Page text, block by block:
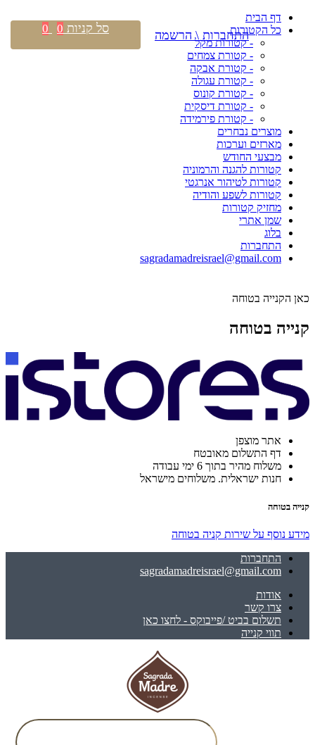
דף הבית
כל הקטורות
- קטורות מקל
- קטורת צמחים
- קטורת אבקה
- קטורת עגולה
- קטורת קונוס
- קטורת דיסקית
- קטורת פירמידה
מוצרים נבחרים
מארזים וערכות
מבצעי החודש
קטורות להגנה והרמוניה
קטורות לטיהור אנרגטי
קטורות לשפע והודיה
מחזיק קטורות
שמן אתרי
בלוג
התחברות
sagradamadreisrael@gmail.com
כאן הקנייה בטוחה
קנייה בטוחה
אתר מוצפן
דף התשלום מאובטח
משלוח מהיר בתוך 6 ימי עבודה
חנות ישראלית. משלוחים מישראל
קנייה בטוחה
מידע נוסף על שירות קניה בטוחה
התחברות
sagradamadreisrael@gmail.com
אודות
צרו קשר
תשלום בביט /פייבוקס - לחצו כאן
תווי קנייה
התחברות \ הרשמה סל קניות 0
0